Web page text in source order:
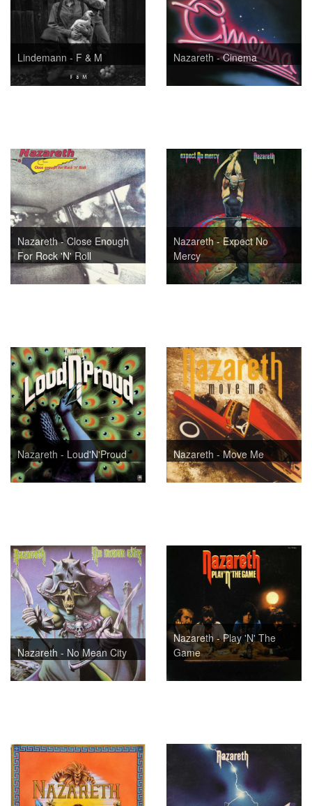
Lindemann - F & M Nazareth - Cinema
Nazareth - Close Enough
For Rock 'N' Roll
Nazareth - Expect No
Mercy
Nazareth - Loud'N'Proud Nazareth - Move Me
Nazareth - No Mean City
Nazareth - Play 'N' The
Game